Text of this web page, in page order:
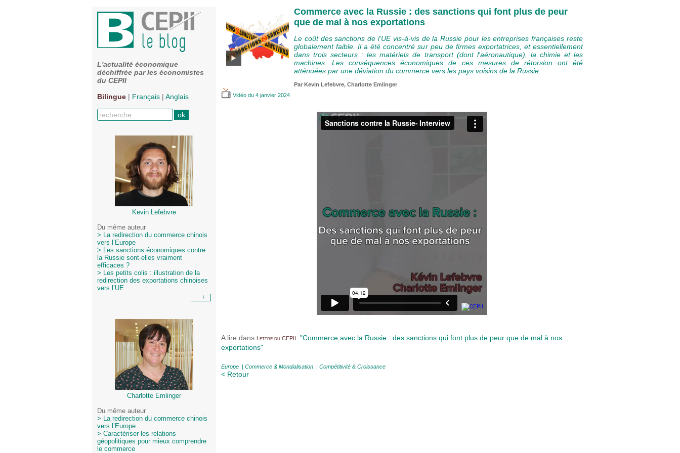
L'actualité économique
déchiffrée par les économistes
du CEPII
Bilingue | Français | Anglais
Kevin Lefebvre
Du même auteur
> La redirection du commerce chinois
vers l’Europe
> Les sanctions économiques contre
la Russie sont-elles vraiment
efficaces ?
> Les petits colis : illustration de la
redirection des exportations chinoises
vers l’UE
+
Charlotte Emlinger
Du même auteur
> La redirection du commerce chinois
vers l’Europe
> Caractériser les relations
géopolitiques pour mieux comprendre
le commerce
Commerce avec la Russie : des sanctions qui font plus de peur
que de mal à nos exportations
Le coût des sanctions de l’UE vis-à-vis de la Russie pour les entreprises françaises reste
globalement faible. Il a été concentré sur peu de firmes exportatrices, et essentiellement
dans trois secteurs : les matériels de transport (dont l'aéronautique), la chimie et les
machines. Les conséquences économiques de ces mesures de rétorsion ont été
atténuées par une déviation du commerce vers les pays voisins de la Russie.
Par Kevin Lefebvre, Charlotte Emlinger
Vidéo du 4 janvier 2024
A lire dans Lettre du CEPII
"Commerce avec la Russie : des sanctions qui font plus de peur que de mal à nos
exportations"
Europe Commerce & Mondialisation Compétitivité & Croissance
< Retour